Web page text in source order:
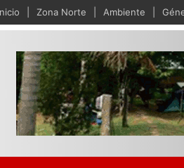
Zona Norte Ambiente